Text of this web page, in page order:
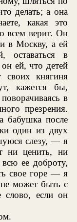
делать; а она
какая это
всем верит. Он
в Москву, а ей
оставаться в
ей, что детей
княгиня
кажется бы,
в
презрения.
после
один из двух
слезу, — я
ни ценить, ни
ее доброту,
свое горе — я
может быть с
слово, если он